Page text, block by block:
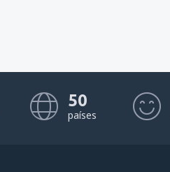
50
países